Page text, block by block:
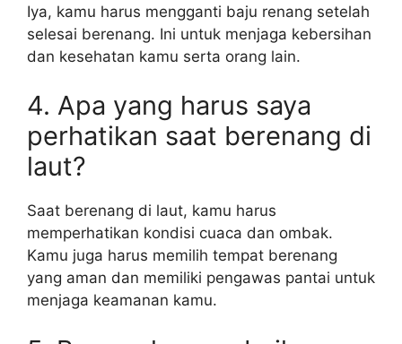
Iya, kamu harus mengganti baju renang setelah
selesai berenang. Ini untuk menjaga kebersihan
dan kesehatan kamu serta orang lain.
4. Apa yang harus saya
perhatikan saat berenang di
laut?
Saat berenang di laut, kamu harus
memperhatikan kondisi cuaca dan ombak.
Kamu juga harus memilih tempat berenang
yang aman dan memiliki pengawas pantai untuk
menjaga keamanan kamu.